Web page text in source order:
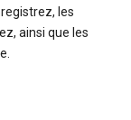
les
ainsi que les